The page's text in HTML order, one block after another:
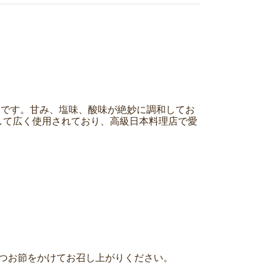
す。甘み、塩味、酸味が絶妙に調和してお
広く使用されており、高級日本料理店で愛
節をかけてお召し上がりください。